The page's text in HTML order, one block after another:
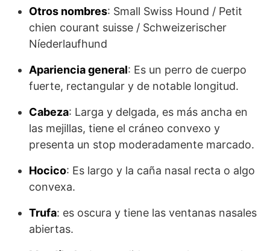
Otros nombres: Small Swiss Hound / Petit
chien courant suisse / Schweizerischer
Níederlaufhund
Apariencia general: Es un perro de cuerpo
fuerte, rectangular y de notable longitud.
Cabeza: Larga y delgada, es más ancha en
las mejillas, tiene el cráneo convexo y
presenta un stop moderadamente marcado.
Hocico: Es largo y la caña nasal recta o algo
convexa.
Trufa: es oscura y tiene las ventanas nasales
abiertas.